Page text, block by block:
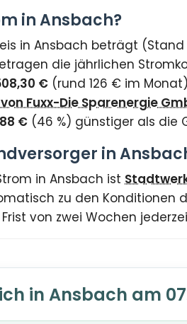
in Ansbach?
in Ansbach beträgt (Stand
die jährlichen
€ (rund 126 € im
Fuxx-Die Sparenergie
€ (46 %) günstiger als die
in
in Ansbach ist
zu den Konditionen
von zwei Wochen
in Ansbach am